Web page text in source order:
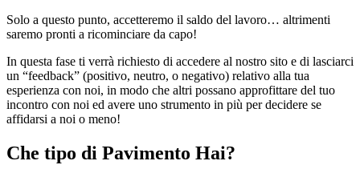
Solo a questo punto, accetteremo il saldo del lavoro… altrimenti
saremo pronti a ricominciare da capo!
In questa fase ti verrà richiesto di accedere al nostro sito e di lasciarci
un “feedback” (positivo, neutro, o negativo) relativo alla tua
esperienza con noi, in modo che altri possano approfittare del tuo
incontro con noi ed avere uno strumento in più per decidere se
affidarsi a noi o meno!
Che tipo di Pavimento Hai?